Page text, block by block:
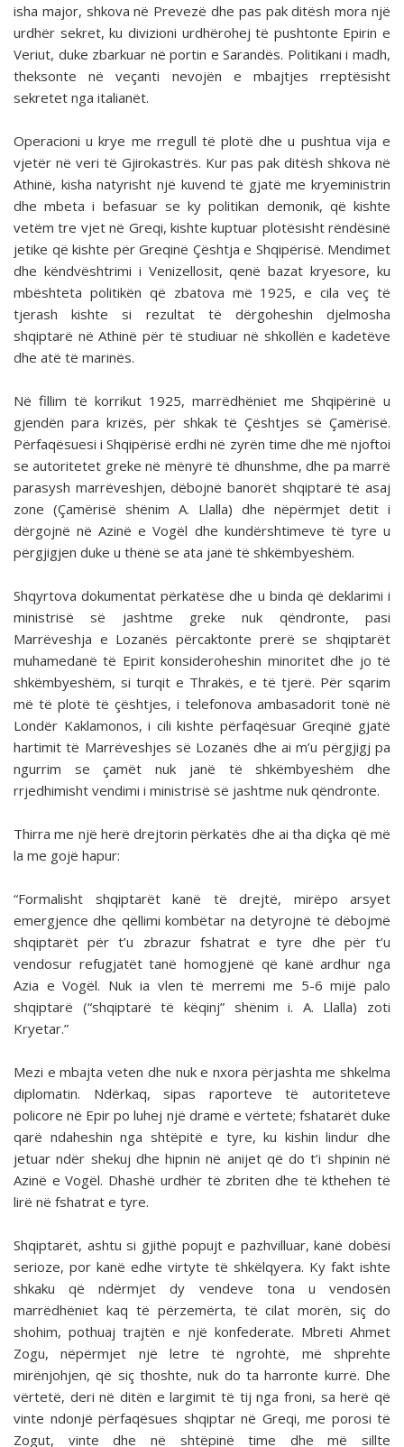
isha major, shkova në Prevezë dhe pas pak ditësh mora një
urdhër sekret, ku divizioni urdhërohej të pushtonte Epirin e
Veriut, duke zbarkuar në portin e Sarandës. Politikani i madh,
theksonte në veçanti nevojën e mbajtjes rreptësisht
sekretet nga italianët.
Operacioni u krye me rregull të plotë dhe u pushtua vija e
vjetër në veri të Gjirokastrës. Kur pas pak ditësh shkova në
Athinë, kisha natyrisht një kuvend të gjatë me kryeministrin
dhe mbeta i befasuar se ky politikan demonik, që kishte
vetëm tre vjet në Greqi, kishte kuptuar plotësisht rëndësinë
jetike që kishte për Greqinë Çështja e Shqipërisë. Mendimet
dhe këndvështrimi i Venizellosit, qenë bazat kryesore, ku
mbështeta politikën që zbatova më 1925, e cila veç të
tjerash kishte si rezultat të dërgoheshin djelmosha
shqiptarë në Athinë për të studiuar në shkollën e kadetëve
dhe atë të marinës.
Në fillim të korrikut 1925, marrëdhëniet me Shqipërinë u
gjendën para krizës, për shkak të Çështjes së Çamërisë.
Përfaqësuesi i Shqipërisë erdhi në zyrën time dhe më njoftoi
se autoritetet greke në mënyrë të dhunshme, dhe pa marrë
parasysh marrëveshjen, dëbojnë banorët shqiptarë të asaj
zone (Çamërisë shënim A. Llalla) dhe nëpërmjet detit i
dërgojnë në Azinë e Vogël dhe kundërshtimeve të tyre u
përgjigjen duke u thënë se ata janë të shkëmbyeshëm.
Shqyrtova dokumentat përkatëse dhe u binda që deklarimi i
ministrisë së jashtme greke nuk qëndronte, pasi
Marrëveshja e Lozanës përcaktonte prerë se shqiptarët
muhamedanë të Epirit konsideroheshin minoritet dhe jo të
shkëmbyeshëm, si turqit e Thrakës, e të tjerë. Për sqarim
më të plotë të çështjes, i telefonova ambasadorit tonë në
Londër Kaklamonos, i cili kishte përfaqësuar Greqinë gjatë
hartimit të Marrëveshjes së Lozanës dhe ai m’u përgjigj pa
ngurrim se çamët nuk janë të shkëmbyeshëm dhe
rrjedhimisht vendimi i ministrisë së jashtme nuk qëndronte.
Thirra me një herë drejtorin përkatës dhe ai tha diçka që më
la me gojë hapur:
“Formalisht shqiptarët kanë të drejtë, mirëpo arsyet
emergjence dhe qëllimi kombëtar na detyrojnë të dëbojmë
shqiptarët për t’u zbrazur fshatrat e tyre dhe për t’u
vendosur refugjatët tanë homogjenë që kanë ardhur nga
Azia e Vogël. Nuk ia vlen të merremi me 5-6 mijë palo
shqiptarë (“shqiptarë të këqinj” shënim i. A. Llalla) zoti
Kryetar.”
Mezi e mbajta veten dhe nuk e nxora përjashta me shkelma
diplomatin. Ndërkaq, sipas raporteve të autoriteteve
policore në Epir po luhej një dramë e vërtetë; fshatarët duke
qarë ndaheshin nga shtëpitë e tyre, ku kishin lindur dhe
jetuar ndër shekuj dhe hipnin në anijet që do t’i shpinin në
Azinë e Vogël. Dhashë urdhër të zbriten dhe të kthehen të
lirë në fshatrat e tyre.
Shqiptarët, ashtu si gjithë popujt e pazhvilluar, kanë dobësi
serioze, por kanë edhe virtyte të shkëlqyera. Ky fakt ishte
shkaku që ndërmjet dy vendeve tona u vendosën
marrëdhëniet kaq të përzemërta, të cilat morën, siç do
shohim, pothuaj trajtën e një konfederate. Mbreti Ahmet
Zogu, nëpërmjet një letre të ngrohtë, më shprehte
mirënjohjen, që siç thoshte, nuk do ta harronte kurrë. Dhe
vërtetë, deri në ditën e largimit të tij nga froni, sa herë që
vinte ndonjë përfaqësues shqiptar në Greqi, me porosi të
Zogut, vinte dhe në shtëpinë time dhe më sillte